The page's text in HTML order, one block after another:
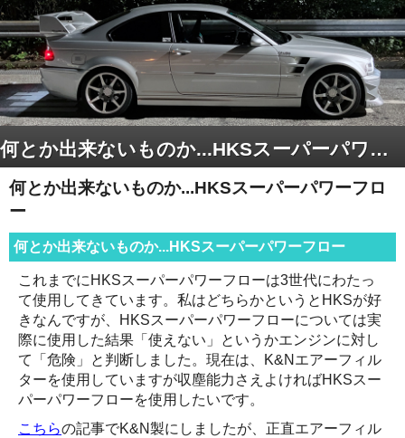
何とか出来ないものか...HKSスーパーパワーフロー
何とか出来ないものか...HKSスーパーパワーフロ
ー
何とか出来ないものか...HKSスーパーパワーフロー
これまでにHKSスーパーパワーフローは3世代にわたっ
て使用してきています。私はどちらかというとHKSが好
きなんですが、HKSスーパーパワーフローについては実
際に使用した結果「使えない」というかエンジンに対し
て「危険」と判断しました。現在は、K&Nエアーフィル
ターを使用していますが収塵能力さえよければHKSスー
パーパワーフローを使用したいです。
こちらの記事でK&N製にしましたが、正直エアーフィル